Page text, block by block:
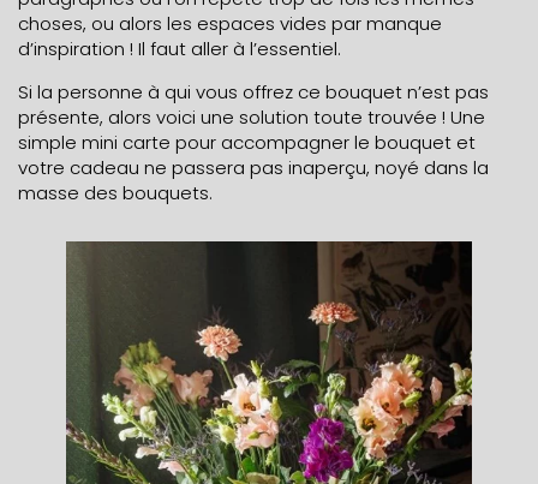
choses, ou alors les espaces vides par manque
d’inspiration ! Il faut aller à l’essentiel.
Si la personne à qui vous offrez ce bouquet n’est pas
présente, alors voici une solution toute trouvée ! Une
simple mini carte pour accompagner le bouquet et
votre cadeau ne passera pas inaperçu, noyé dans la
masse des bouquets.